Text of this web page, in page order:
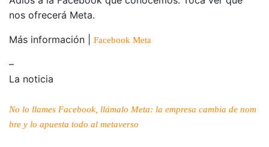
nos ofrecerá Meta.
Más información | Facebook Meta
–
La noticia
No lo llames Facebook, llámalo Meta: la empresa cambia de nom
bre y lo apuesta todo al metaverso